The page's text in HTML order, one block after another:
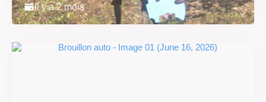
Il y a 2 mois